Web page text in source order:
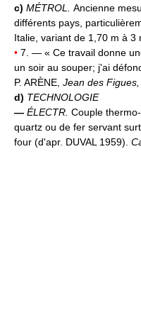
c) MÉTROL. Ancienne
différents pays,
Italie, variant de 1,70 m à 3
• 7. — « Ce travail donne
un soir au souper; j'ai
P. ARÈNE, Jean des Figues,
d) TECHNOLOGIE
— ÉLECTR. Couple
quartz ou de fer servant
four (d'apr. DUVAL 1959).